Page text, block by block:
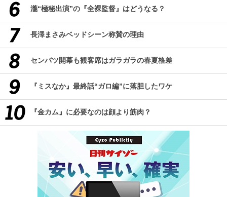
瀧“極秘出演”の『全裸監督』はどうなる？
長澤まさみベッドシーン称賛の理由
センバツ開幕も観客席はガラガラの春夏格差
『ミスなか』最終話“ガロ編”に落胆したワケ
『金カム』に必要なのは顔より筋肉？